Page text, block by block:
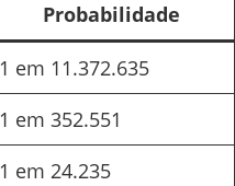
Probabilidade
1 em 11.372.635
1 em 352.551
1 em 24.235